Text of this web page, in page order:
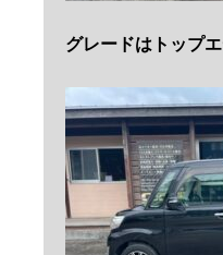
グレードはトップ